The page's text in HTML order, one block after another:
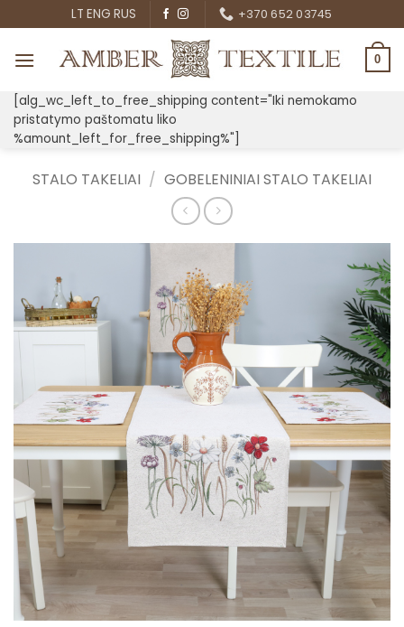
to
content
LT ENG RUS +370 652 03745
0
[alg_wc_left_to_free_shipping content="Iki nemokamo
pristatymo paštomatu liko
%amount_left_for_free_shipping%"]
STALO TAKELIAI / GOBELENINIAI STALO TAKELIAI